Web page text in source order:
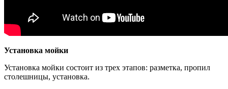
Установка мойки
Установка мойки состоит из трех этапов: разметка, пропил
столешницы, установка.